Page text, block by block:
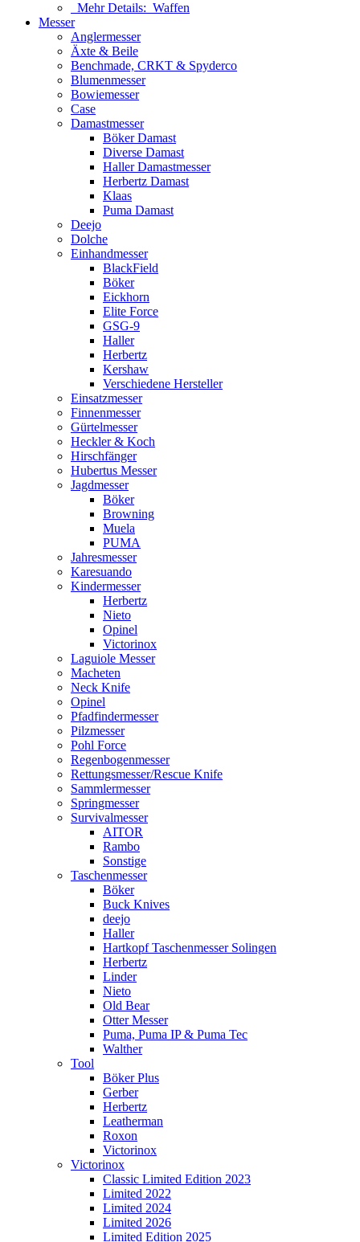
Mehr Details: Waffen
Messer
Anglermesser
Äxte & Beile
Benchmade, CRKT & Spyderco
Blumenmesser
Bowiemesser
Case
Damastmesser
Böker Damast
Diverse Damast
Haller Damastmesser
Herbertz Damast
Klaas
Puma Damast
Deejo
Dolche
Einhandmesser
BlackField
Böker
Eickhorn
Elite Force
GSG-9
Haller
Herbertz
Kershaw
Verschiedene Hersteller
Einsatzmesser
Finnenmesser
Gürtelmesser
Heckler & Koch
Hirschfänger
Hubertus Messer
Jagdmesser
Böker
Browning
Muela
PUMA
Jahresmesser
Karesuando
Kindermesser
Herbertz
Nieto
Opinel
Victorinox
Laguiole Messer
Macheten
Neck Knife
Opinel
Pfadfindermesser
Pilzmesser
Pohl Force
Regenbogenmesser
Rettungsmesser/Rescue Knife
Sammlermesser
Springmesser
Survivalmesser
AITOR
Rambo
Sonstige
Taschenmesser
Böker
Buck Knives
deejo
Haller
Hartkopf Taschenmesser Solingen
Herbertz
Linder
Nieto
Old Bear
Otter Messer
Puma, Puma IP & Puma Tec
Walther
Tool
Böker Plus
Gerber
Herbertz
Leatherman
Roxon
Victorinox
Victorinox
Classic Limited Edition 2023
Limited 2022
Limited 2024
Limited 2026
Limited Edition 2025